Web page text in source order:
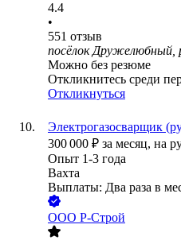
4.4
•
551 отзыв
посёлок Дружелюбный,
Можно без резюме
Откликнитесь среди
Откликнуться
Электрогазосварщик
300 000 ₽ за месяц, на
Опыт 1-3 года
Вахта
Выплаты: Два раза в
ООО Р-Строй